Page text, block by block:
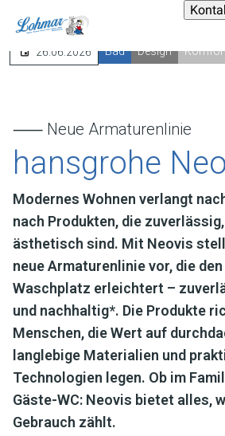
26.06.2026 Bad Design
⸺ Neue Armaturenlinie
hansgrohe
Modernes Wohnen verlangt
nach Produkten, die
ästhetisch sind. Mit Neovis
neue Armaturenlinie vor, die
Waschplatz erleichtert –
und nachhaltig*. Die Produkte
Menschen, die Wert auf
langlebige Materialien und
Technologien legen. Ob im
Gäste-WC: Neovis bietet alles,
Gebrauch zählt.